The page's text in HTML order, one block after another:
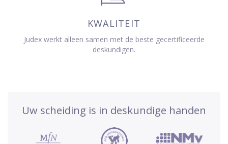
KWALITEIT
Judex werkt alleen samen met de beste gecertificeerde
deskundigen.
Uw scheiding is in deskundige handen